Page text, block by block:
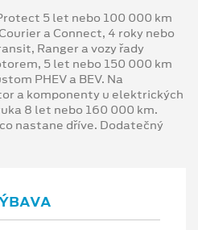
5 let nebo 100 000 km
a Connect, 4 roky nebo
Ranger a vozy řady
5 let nebo 150 000 km
PHEV a BEV. Na
a komponenty u elektrických
8 let nebo 160 000 km.
nastane dříve. Dodatečný